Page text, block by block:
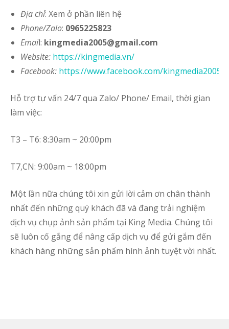
Địa chỉ: Xem ở phần liên hệ
Phone/Zalo: 0965225823
Email: kingmedia2005@gmail.com
Website: https://kingmedia.vn/
Facebook: https://www.facebook.com/kingmedia2005
Hỗ trợ tư vấn 24/7 qua Zalo/ Phone/ Email, thời gian
làm việc:
T3 – T6: 8:30am ~ 20:00pm
T7,CN: 9:00am ~ 18:00pm
Một lần nữa chúng tôi xin gửi lời cảm ơn chân thành
nhất đến những quý khách đã và đang trải nghiệm
dịch vụ chụp ảnh sản phẩm tại King Media. Chúng tôi
sẽ luôn cố gắng để nâng cấp dịch vụ để gửi gắm đến
khách hàng những sản phẩm hình ảnh tuyệt vời nhất.